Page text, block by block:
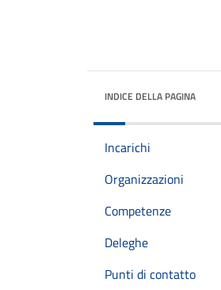
INDICE DELLA PAGINA
Incarichi
Organizzazioni
Competenze
Deleghe
Punti di contatto